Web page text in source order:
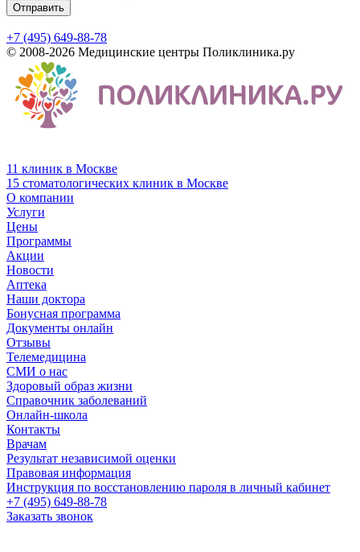
Отправить
+7 (495) 649-88-78
© 2008-2026 Медицинские центры Поликлиника.ру
11 клиник в Москве
15 стоматологических клиник в Москве
О компании
Услуги
Цены
Программы
Акции
Новости
Аптека
Наши доктора
Бонусная программа
Документы онлайн
Отзывы
Телемедицина
СМИ о нас
Здоровый образ жизни
Справочник заболеваний
Онлайн-школа
Контакты
Врачам
Результат независимой оценки
Правовая информация
Инструкция по восстановлению пароля в личный кабинет
+7 (495) 649-88-78
Заказать звонок